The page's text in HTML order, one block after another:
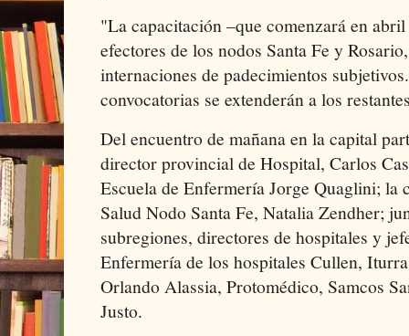
"La capacitación –que comenzará en
efectores de los nodos Santa Fe y
internaciones de padecimientos
convocatorias se extenderán a los
Del encuentro de mañana en la capital
director provincial de Hospital, Carlos
Escuela de Enfermería Jorge Quaglini; la
Salud Nodo Santa Fe, Natalia Zendher;
subregiones, directores de hospitales y
Enfermería de los hospitales Cullen,
Orlando Alassia, Protomédico, Samcos
Justo.